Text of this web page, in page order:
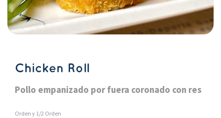
Chicken Roll
Pollo empanizado por fuera coronado con re
Orden y 1/2 Orden